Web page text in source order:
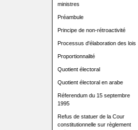
ministres
Préambule
Principe de non-rétroactivité
Processus d'élaboration des lois
Proportionnalité
Quotient électoral
Quotient électoral en arabe
Réferendum du 15 septembre
1995
Refus de statuer de la Cour
constitutionnelle sur règlement